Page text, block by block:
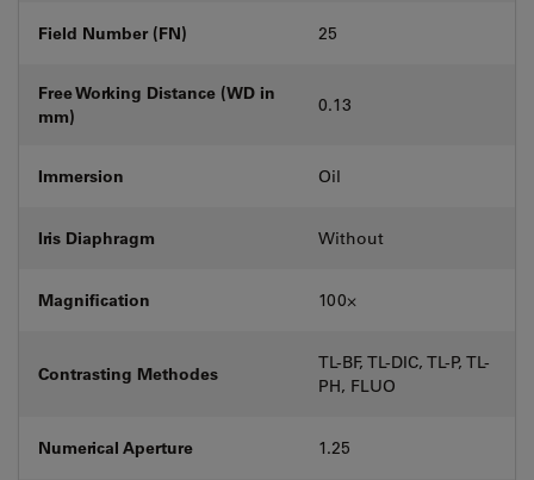
Field Number (FN) 25
Free Working Distance (WD in
mm)
0.13
Immersion Oil
Iris Diaphragm Without
Magnification 100⨉
Contrasting Methodes
TL-BF, TL-DIC, TL-P, TL-
PH, FLUO
Numerical Aperture 1.25